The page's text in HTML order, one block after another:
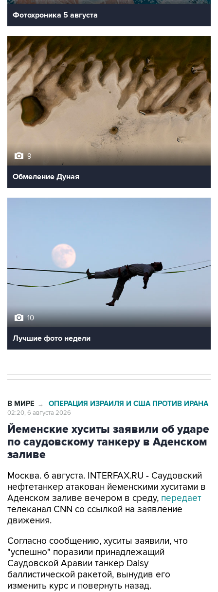
Фотохроника 5 августа
9
Обмеление Дуная
10
Лучшие фото недели
В МИРЕ → ОПЕРАЦИЯ ИЗРАИЛЯ И США ПРОТИВ ИРАНА
02:20, 6 августа 2026
Йеменские хуситы заявили об ударе
по саудовскому танкеру в Аденском
заливе
Москва. 6 августа. INTERFAX.RU - Саудовский
нефтетанкер атакован йеменскими хуситами в
Аденском заливе вечером в среду, передает
телеканал CNN со ссылкой на заявление
движения.
Согласно сообщению, хуситы заявили, что
"успешно" поразили принадлежащий
Саудовской Аравии танкер Daisy
баллистической ракетой, вынудив его
изменить курс и повернуть назад.